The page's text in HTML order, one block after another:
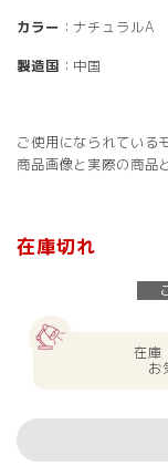
カラー ：ナチュラルA
製造国 ：中国
ご使用になられている
商品画像と実際の商品
在庫切れ
在庫
お